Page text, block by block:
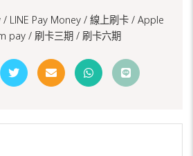
/ LINE Pay Money / 線上刷卡 / Apple
pay / 刷卡三期 / 刷卡六期